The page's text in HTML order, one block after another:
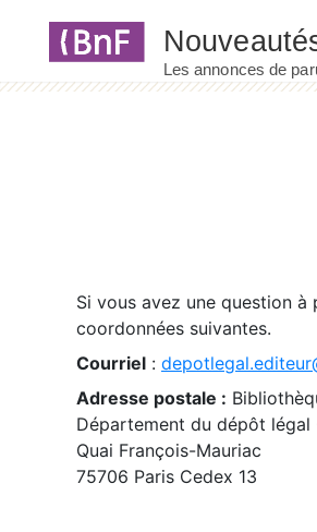
Si vous avez une question
coordonnées suivantes.
Courriel :
Adresse postale :
Département du dépôt
Quai François-Mauriac
75706 Paris Cedex 13